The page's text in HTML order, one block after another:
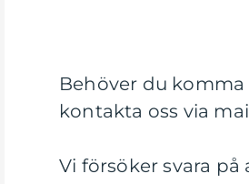
Behöver du
kontakta oss via
Vi försöker svara